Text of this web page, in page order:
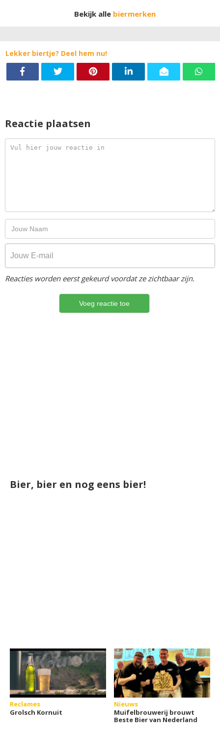
een I.P.A. kenmerkende hopbitterheid.
Bekijk alle biermerken
Lekker biertje? Deel hem nu!
Reactie plaatsen
Reacties worden eerst gekeurd voordat ze zichtbaar zijn.
Bier, bier en nog eens bier!
Reclames
Grolsch Kornuit
Nieuws
Muifelbrouwerij brouwt
Beste Bier van Nederland